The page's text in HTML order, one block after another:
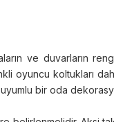
ve duvarların
oyuncu koltukları
bir oda